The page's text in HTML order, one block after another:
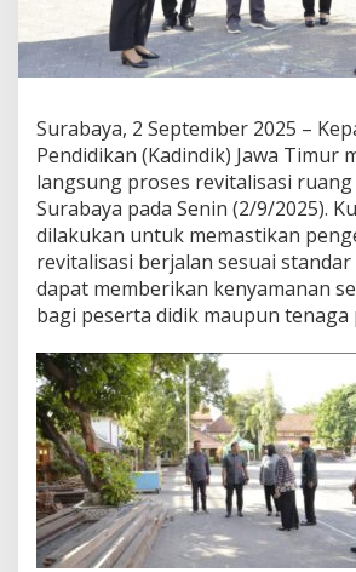
e
v
i
t
l
s
a
s
i
R
u
a
n
K
e
l
a
s
S
M
A
N
2
Surabaya, 2 September 2025 –
Pendidikan (Kadindik) Jawa Timur
langsung proses revitalisasi ruang
Surabaya pada Senin (2/9/2025).
dilakukan untuk memastikan
revitalisasi berjalan sesuai
dapat memberikan kenyamanan
bagi peserta didik maupun tenaga